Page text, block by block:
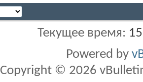
Текущее время:
Powered by
Copyright © 2026